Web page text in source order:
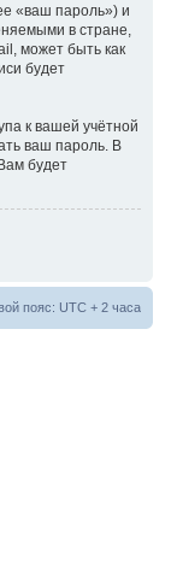
«ваш пароль») и
в стране,
может быть как
будет
к вашей учётной
ваш пароль. В
будет
пояс: UTC + 2 часа